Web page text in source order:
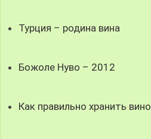
Турция – родина вина
Божоле Нуво – 2012
Как правильно хранить вино